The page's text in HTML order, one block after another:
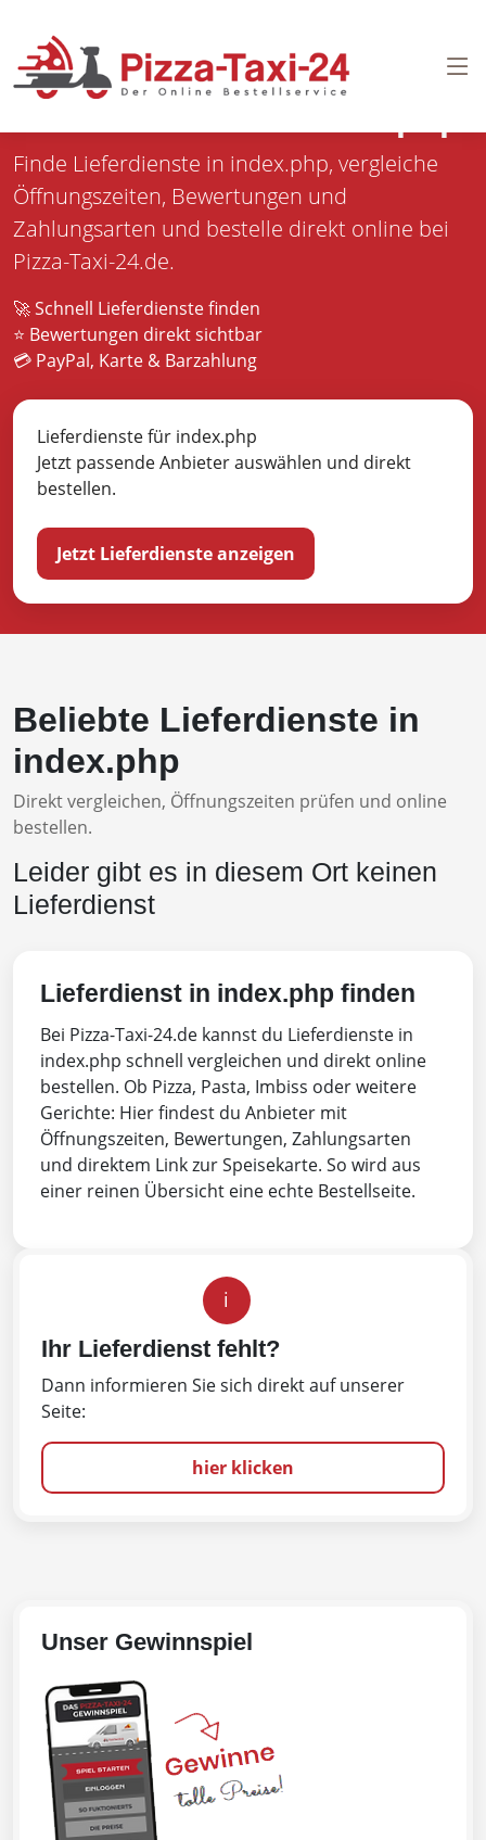
Finde Lieferdienste in index.php, vergleiche
Öffnungszeiten, Bewertungen und
Zahlungsarten und bestelle direkt online bei
Pizza-Taxi-24.de.
🚀 Schnell Lieferdienste finden
⭐ Bewertungen direkt sichtbar
💳 PayPal, Karte & Barzahlung
Lieferdienste für index.php
Jetzt passende Anbieter auswählen und direkt
bestellen.
Jetzt Lieferdienste anzeigen
Beliebte Lieferdienste in
index.php
Direkt vergleichen, Öffnungszeiten prüfen und online
bestellen.
Leider gibt es in diesem Ort keinen
Lieferdienst
Lieferdienst in index.php finden
Bei Pizza-Taxi-24.de kannst du Lieferdienste in
index.php schnell vergleichen und direkt online
bestellen. Ob Pizza, Pasta, Imbiss oder weitere
Gerichte: Hier findest du Anbieter mit
Öffnungszeiten, Bewertungen, Zahlungsarten
und direktem Link zur Speisekarte. So wird aus
einer reinen Übersicht eine echte Bestellseite.
i
Ihr Lieferdienst fehlt?
Dann informieren Sie sich direkt auf unserer
Seite:
hier klicken
Unser Gewinnspiel